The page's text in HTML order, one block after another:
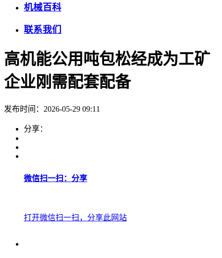
机械百科
联系我们
高机能公用吨包松经成为工矿
企业刚需配套配备
发布时间：2026-05-29 09:11
分享：
微信扫一扫：分享
打开微信扫一扫，分享此网站